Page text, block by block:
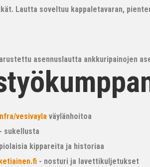
Lautta soveltuu kappaletavaran,
asennuslautta ankkuripainojen
vesivayla väylänhoitoa
- sukellusta
kippareita ja historiaa
- nosturi ja lavettikuljetukset